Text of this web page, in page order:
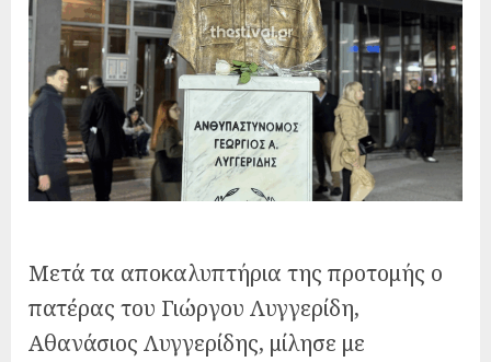
Μετά τα αποκαλυπτήρια της προτομής ο
πατέρας του Γιώργου Λυγγερίδη,
Αθανάσιος Λυγγερίδης, μίλησε με